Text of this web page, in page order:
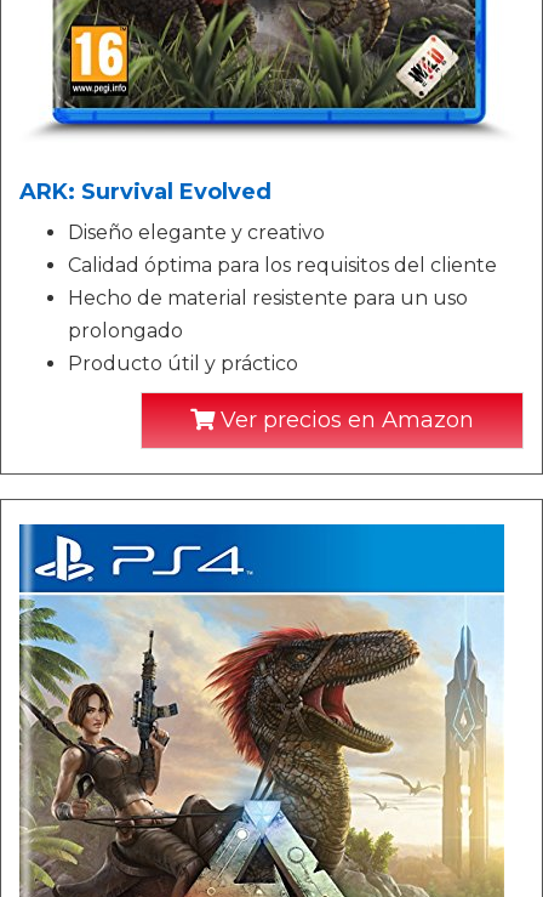
ARK: Survival Evolved
Diseño elegante y creativo
Calidad óptima para los requisitos del cliente
Hecho de material resistente para un uso
prolongado
Producto útil y práctico
Ver precios en Amazon